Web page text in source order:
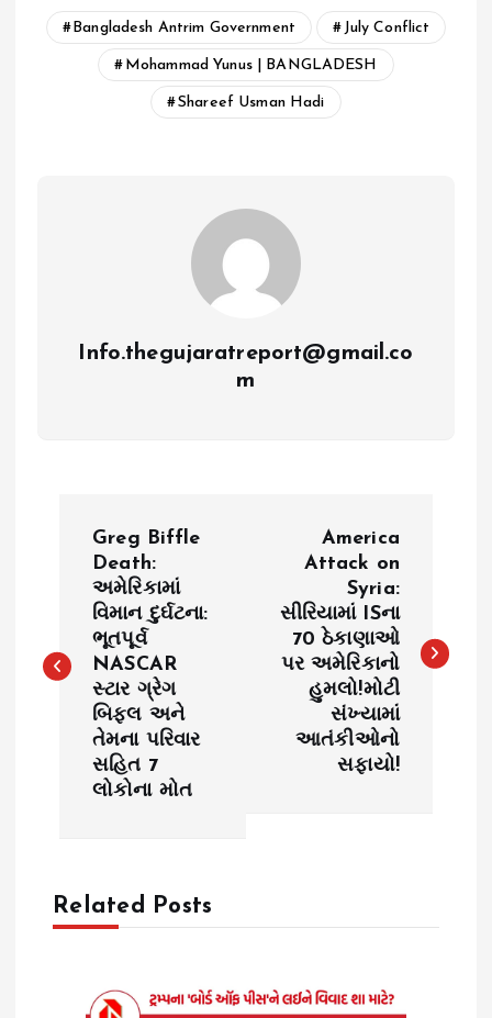
Bangladesh Antrim Government July Conflict
Mohammad Yunus | BANGLADESH
Shareef Usman Hadi
Info.thegujaratreport@gmail.co
m
t
Greg Biffle
Death:
અમેરિકામાં
વિમાન દુર્ઘટના:
ભૂતપૂર્વ
NASCAR
સ્ટાર ગ્રેગ
બિફલ અને
તેમના પરિવાર
સહિત 7
લોકોના મોત
America
Attack on
Syria:
સીરિયામાં ISના
70 ઠેકાણાઓ
પર અમેરિકાનો
હુમલો!મોટી
સંખ્યામાં
આતંકીઓનો
સફાયો!
Related Posts